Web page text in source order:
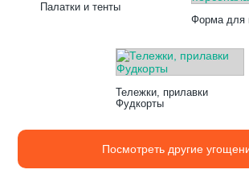
Палатки и тенты
Форма для
Тележки, прилавки
Фудкорты
Посмотреть другие